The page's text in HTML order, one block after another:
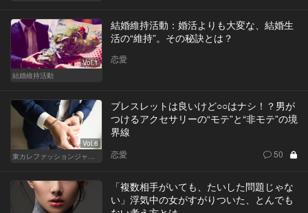
Vol.1
結婚維持活動
結婚維持活動：婚活よりも大変な、結婚生
活の“維持”。その秘訣とは？
恋愛
Vol.6
東カレファッションジャーナル
ブレスレットは良いけど○○はナシ！？男が
つけるアクセサリーの“モテ”と“非モテ”の境
界線
恋愛 50
「複数相手がいても、たいした問題じゃな
い」浮気中の女がすがりついた、とんでも